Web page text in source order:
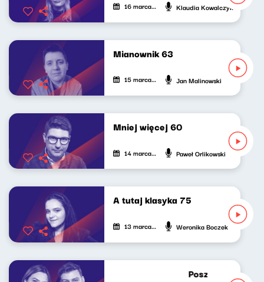
16 marca 2025 Klaudia Kowalczyk
Mianownik 63
15 marca 2025 Jan Malinowski
Mniej więcej 60
14 marca 2025 Paweł Orlikowski
A tutaj klasyka 75
13 marca 2025 Weronika Boczek
Poszukiwacze